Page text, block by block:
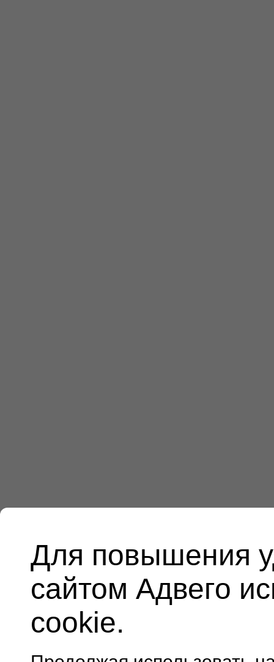
Для повышения
сайтом Адвего
cookie.